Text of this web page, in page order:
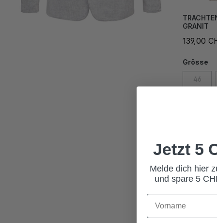
GRANIT
139,00
Grösse
46
Jetzt 5
Melde dich hier
und spare 5